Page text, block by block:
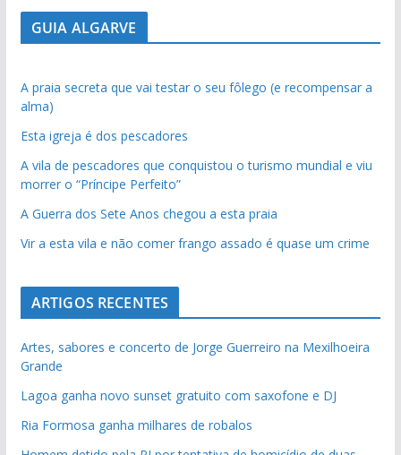
GUIA ALGARVE
A praia secreta que vai testar o seu fôlego (e recompensar a
alma)
Esta igreja é dos pescadores
A vila de pescadores que conquistou o turismo mundial e viu
morrer o “Príncipe Perfeito”
A Guerra dos Sete Anos chegou a esta praia
Vir a esta vila e não comer frango assado é quase um crime
ARTIGOS RECENTES
Artes, sabores e concerto de Jorge Guerreiro na Mexilhoeira
Grande
Lagoa ganha novo sunset gratuito com saxofone e DJ
Ria Formosa ganha milhares de robalos